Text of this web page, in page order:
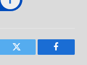
فيسبوك تويتر